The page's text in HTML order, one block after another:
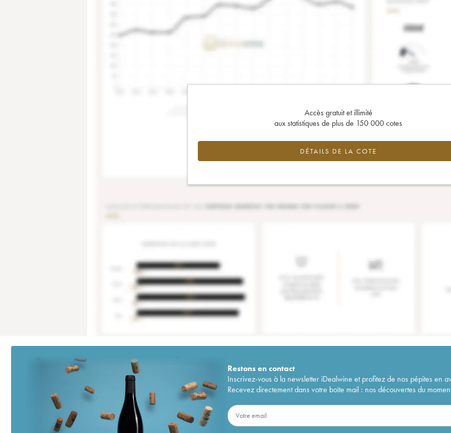
Accès gratuit et illimité
aux statistiques de plus de 150 000 cotes
DÉTAILS DE LA COTE
Restons encontact
Inscrivez-vous à la newsletter iDealwine et profitez de nos pépites en
Recevez directement dans votre boîte mail : nos découvertes du